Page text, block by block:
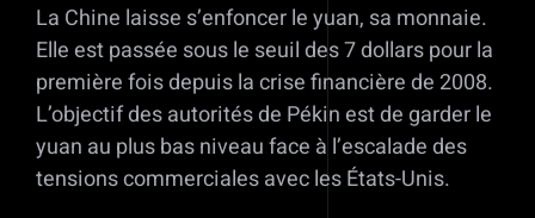
La Chine laisse s’enfoncer le yuan, sa monnaie.
Elle est passée sous le seuil des 7 dollars pour la
première fois depuis la crise financière de 2008.
L’objectif des autorités de Pékin est de garder le
yuan au plus bas niveau face à l’escalade des
tensions commerciales avec les États-Unis.